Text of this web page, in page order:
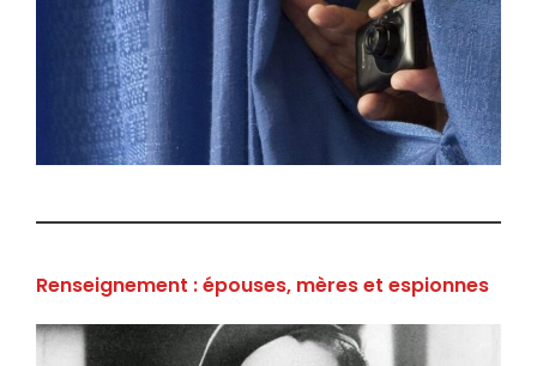
Renseignement : épouses, mères et espionnes